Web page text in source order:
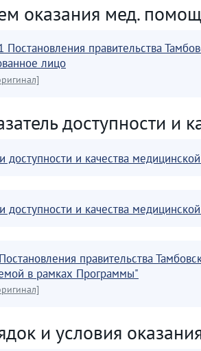
оказания мед.
Постановления правительства
лицо
доступности и
доступности и качества
доступности и качества
правительства
в рамках Программы"
и условия